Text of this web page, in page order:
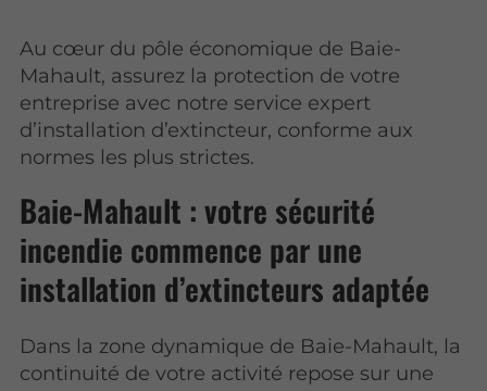
Au cœur du pôle économique de Baie-
Mahault, assurez la protection de votre
entreprise avec notre service expert
d’installation d’extincteur, conforme aux
normes les plus strictes.
Baie-Mahault : votre sécurité
incendie commence par une
installation d’extincteurs adaptée
Dans la zone dynamique de Baie-Mahault, la
continuité de votre activité repose sur une